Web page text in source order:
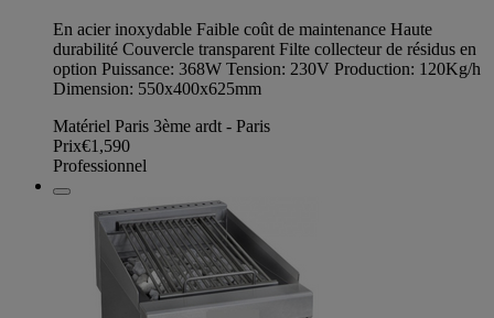
En acier inoxydable Faible coût de maintenance Haute
durabilité Couvercle transparent Filte collecteur de résidus en
option Puissance: 368W Tension: 230V Production: 120Kg/h
Dimension: 550x400x625mm
Matériel Paris 3ème ardt - Paris
Prix€1,590
Professionnel